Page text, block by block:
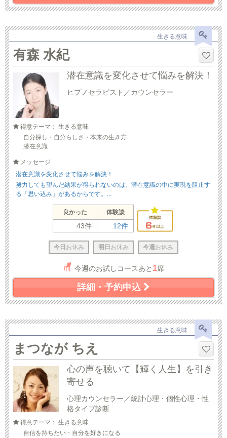
生きる意味
有森 水紀
潜在意識を変化させて悩みを解決！
ヒプノセラピスト／カウンセラー
得意テーマ： 生きる意味
自分探し・自分らしさ・本来の生き方
潜在意識
メッセージ
潜在意識を変化させて悩みを解決！
努力しても望んだ結果が得られないのは、潜在意識の中に実現を阻止す
る「思い込み」があるからです。...
良かった 体験談
43件 12件
今日 お休み 明日 お休み 今週 お休み
今週のお試しコースあと 1席
詳細・予約申込
生きる意味
まつなが ちえ
心の声を聴いて【輝く人生】を引き
寄せる
心理カウンセラー／統計心理・個性心理・性
格タイプ診断
得意テーマ： 生きる意味
自信を持ちたい・自分を好きになる